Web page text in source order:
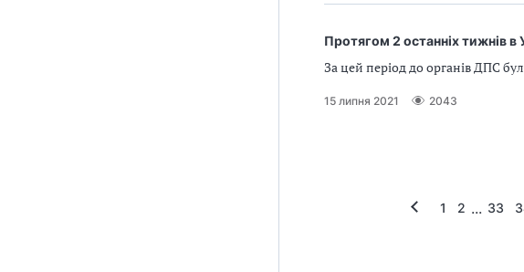
Протягом 2 останніх тижнів в
За цей період до органів ДПС
15 липня 2021 2043
1 2 ... 33